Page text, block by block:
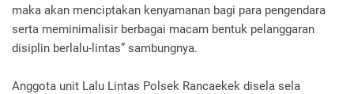
maka akan menciptakan kenyamanan bagi para pengendara
serta meminimalisir berbagai macam bentuk pelanggaran
disiplin berlalu-lintas” sambungnya.
Anggota unit Lalu Lintas Polsek Rancaekek disela sela